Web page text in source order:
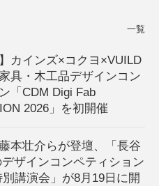
一覧
】カインズ×コクヨ×VUILD
具・木工品デザインコン
「CDM Digi Fab
2026」を初開催
本壮介らが登壇、「長谷
ザインコンペティション
講演会」が8月19日に開